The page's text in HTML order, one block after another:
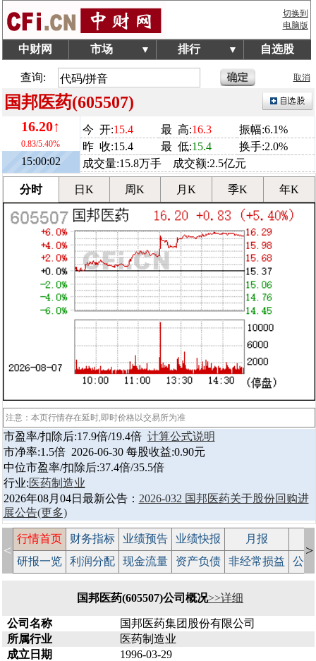
切换到
电脑版
中财网 市场 ▼ 排行 ▼ 自选股
查询: 取消
国邦医药(605507)
16.20↑
0.83/5.40%
15:00:02
今 开:15.4 最 高:16.3
振幅:6.1%
昨 收:15.4
最 低:15.4
换手:2.0%
成交量:15.8万手 成交额:2.5亿元
分时 日K 周K 月K 季K 年K
注意：本页行情存在延时,即时价格以交易所为准
市盈率/扣除后:17.9倍/19.4倍 计算公式说明
市净率:1.5倍 2026-06-30 每股收益:0.90元
中位市盈率/扣除后:37.4倍/35.5倍
行业:医药制造业
2026年08月04日最新公告： 2026-032 国邦医药关于股份回购进
展公告(更多)
<
行情首页 财务指标 业绩预告 业绩快报 月报
研报一览
利润分配 现金流量 资产负债 非经常损益 公
>
国邦医药(605507)公司概况>>详细
公司名称
国邦医药集团股份有限公司
所属行业
医药制造业
成立日期
1996-03-29